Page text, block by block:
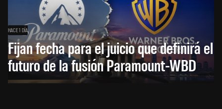
HACE 1 DÍA
Fijan fecha para el juicio que definirá el
futuro de la fusión Paramount-WBD